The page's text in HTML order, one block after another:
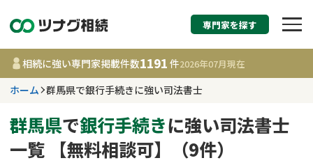
相続税申告・相続手
す
群馬県
事務所 1191
専門家を探す
相続に強い専門家掲載件数1191 件2026年07月現在
ホーム 群馬県で銀行手続きに強い司法書士
群馬県で銀行手続きに強い司法書士
一覧 【無料相談可】（9件）